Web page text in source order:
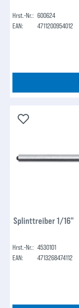
Hrst.-Nr.: 600624
EAN:
4711200954012
Splinttreiber 1/16"
Hrst.-Nr.: 4530101
EAN:
4713268474112